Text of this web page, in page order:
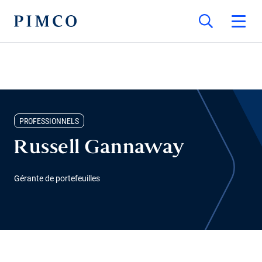
PROFESSIONNELS
Russell Gannaway
Gérante de portefeuilles